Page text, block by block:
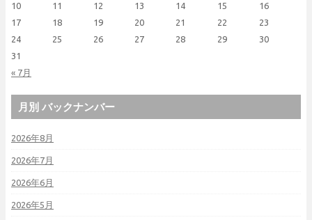
« 7月
10
11 12 13 14 15
16
17
18 19 20 21 22
23
24
25 26 27 28 29
30
31
月別 バックナンバー
2026年8月
2026年7月
2026年6月
2026年5月